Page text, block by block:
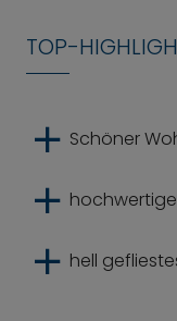
TOP-
Schöner
hell